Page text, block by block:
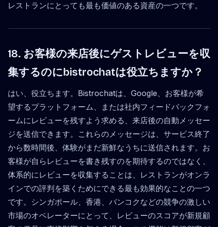
レストランにとっても最も価値のある資産の一つです。
18. お客様の来店後にゲストレビューを収
集するのにbistrochatは役立ちますか？
はい、役立ちます。Bistrochatは、Google、お客様が希
望するプラットフォーム、または社内フィードバックフォ
ームにレビューを残すよう求める、来店後の自動メッセー
ジを送信できます。これらのメッセージは、サービス終了
から数時間後、体験がまだ新鮮なうちに送信されます。お
客様が自らレビューを書き残すのを期待するのではなく、
体系的にレビューを収集することは、レストランがオンラ
インでの評判を築くためにできる最も効果的なことの一つ
です。シンガポール、香港、バンコクなどの競争の激しい
市場のオペレーターにとって、レビューのスコアが新規顧